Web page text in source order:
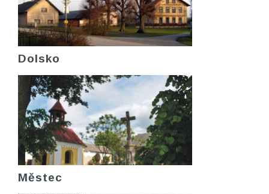
Dolsko
Městec